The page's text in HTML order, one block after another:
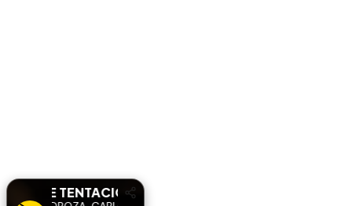
DULCE TENTACIÓNDULCE TENTACIÓN